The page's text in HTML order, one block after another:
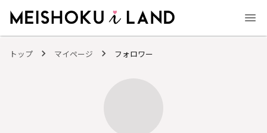
トップ マイページ フォロワー